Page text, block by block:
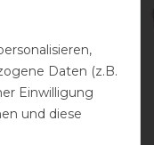
Daten (z.B.
Einwilligung
und diese